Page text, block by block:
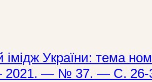
України: тема
2021. — № 37. — С. 26-